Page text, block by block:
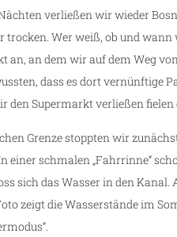
verließen wir wieder
trocken. Wer weiß, ob und
an, an dem wir auf dem Weg
dass es dort vernünftige
den Supermarkt verließen
Grenze stoppten wir
schmalen „Fahrrinne“
sich das Wasser in den Kanal.
zeigt die Wasserstände im